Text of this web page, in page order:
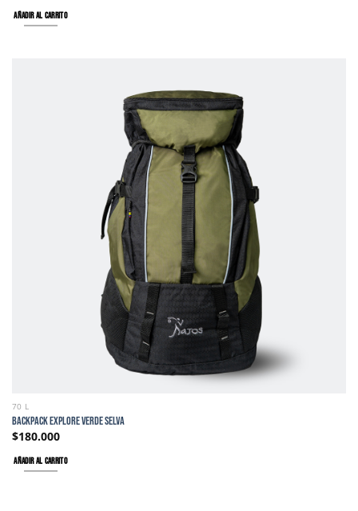
AÑADIR AL CARRITO
70 L
BACKPACK EXPLORE VERDE SELVA
$180.000
AÑADIR AL CARRITO